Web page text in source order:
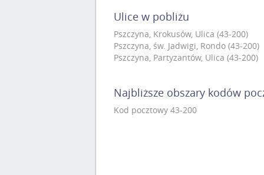
Ulice w pobliżu
Pszczyna, Krokusów, Ulica (43-200)
Pszczyna, św. Jadwigi, Rondo (43-200)
Pszczyna, Partyzantów, Ulica (43-200)
Najbliższe obszary kodów
Kod pocztowy 43-200